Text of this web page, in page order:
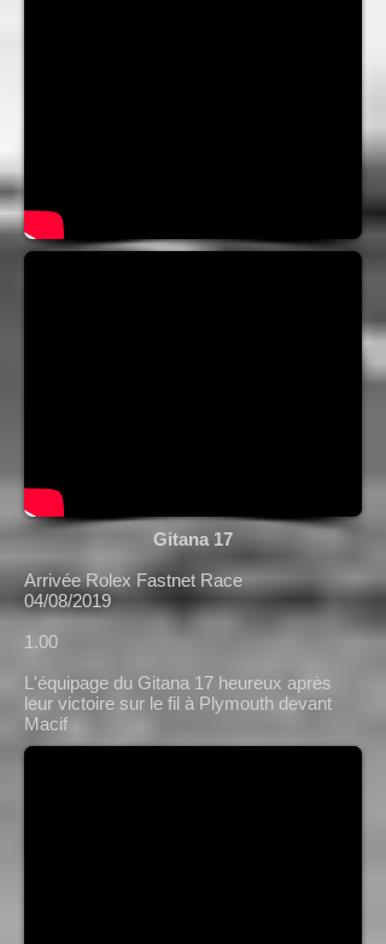
Gitana 17
Arrivée Rolex Fastnet Race
04/08/2019
1.00
L'équipage du Gitana 17 heureux après
leur victoire sur le fil à Plymouth devant
Macif